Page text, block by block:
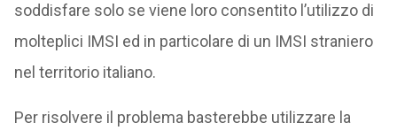
soddisfare solo se viene loro consentito l’utilizzo di
molteplici IMSI ed in particolare di un IMSI straniero
nel territorio italiano.
Per risolvere il problema basterebbe utilizzare la